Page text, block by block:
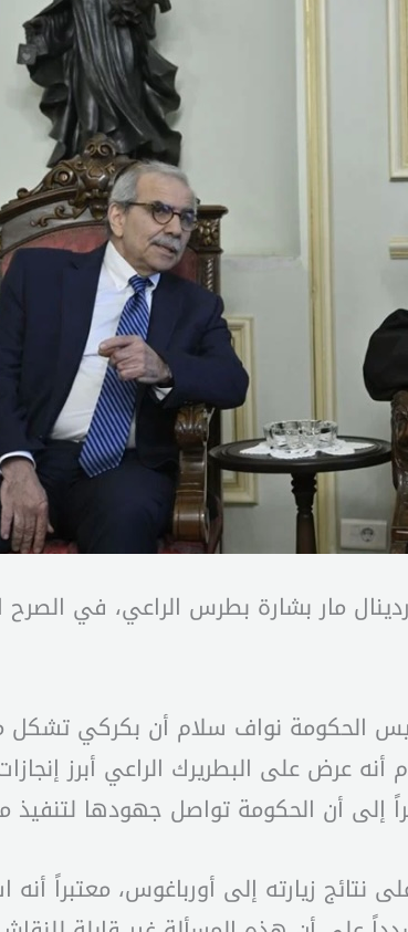
مار بشارة بطرس الراعي، في
الحكومة نواف سلام أن بكركي تشكل
عرض على البطريرك الراعي أبرز
إلى أن الحكومة تواصل جهودها
نتائج زيارته إلى أورباغوس، معتبراً